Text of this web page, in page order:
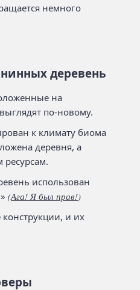
немного
деревень
на
по-новому.
к климату биома
деревня, а
ресурсам.
использован
(Ага! Я был прав!)
и их